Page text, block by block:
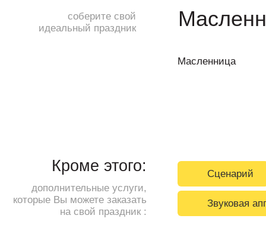
соберите свой
идеальный праздник
Масленница
Кроме этого:
дополнительные услуги,
которые Вы можете заказать
на свой праздник :
Сценарий
Звуковая